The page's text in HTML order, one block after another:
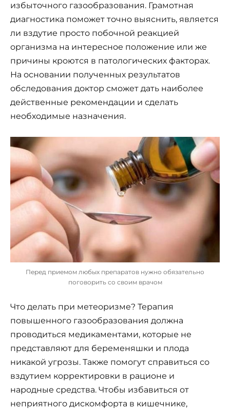
избыточного газообразования. Грамотная
диагностика поможет точно выяснить, является
ли вздутие просто побочной реакцией
организма на интересное положение или же
причины кроются в патологических факторах.
На основании полученных результатов
обследования доктор сможет дать наиболее
действенные рекомендации и сделать
необходимые назначения.
Перед приемом любых препаратов нужно обязательно
поговорить со своим врачом
Что делать при метеоризме? Терапия
повышенного газообразования должна
проводиться медикаментами, которые не
представляют для беременяшки и плода
никакой угрозы. Также помогут справиться со
вздутием корректировки в рационе и
народные средства. Чтобы избавиться от
неприятного дискомфорта в кишечнике,